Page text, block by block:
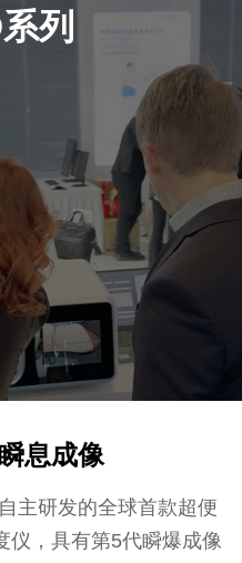
列
息成像
主研发的全球首款超便
仪，具有第5代瞬爆成像